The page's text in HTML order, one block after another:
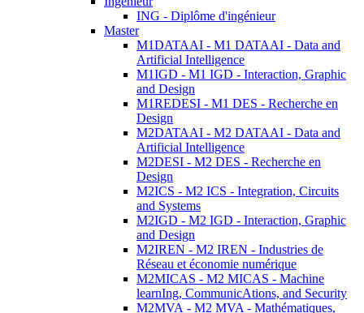
ING - Diplôme d'ingénieur
Master
M1DATAAI - M1 DATAAI - Data and
Artificial Intelligence
M1IGD - M1 IGD - Interaction, Graphic
and Design
M1REDESI - M1 DES - Recherche en
Design
M2DATAAI - M2 DATAAI - Data and
Artificial Intelligence
M2DESI - M2 DES - Recherche en
Design
M2ICS - M2 ICS - Integration, Circuits
and Systems
M2IGD - M2 IGD - Interaction, Graphic
and Design
M2IREN - M2 IREN - Industries de
Réseau et économie numérique
M2MICAS - M2 MICAS - Machine
learnIng, CommunicAtions, and Security
M2MVA - M2 MVA - Mathématiques,